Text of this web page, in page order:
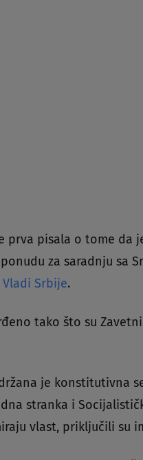
prva pisala o tome da
za saradnju sa
Vladi Srbije.
tako što su
je konstitutivna
stranka i
vlast, priključili su